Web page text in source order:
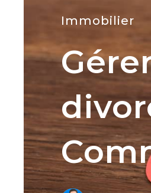
Immobilier